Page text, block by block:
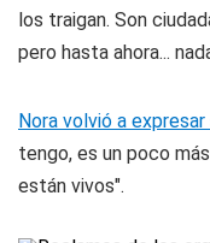
los traigan. Son
pero hasta ahora...
Nora volvió a expresar
tengo, es un poco
están vivos".